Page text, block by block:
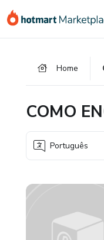
para
para
para
Home
COMO
Português